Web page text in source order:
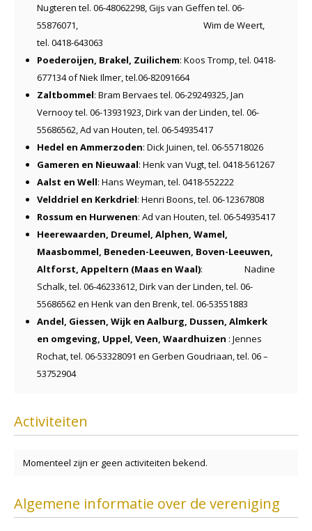
Nugteren tel. 06-48062298, Gijs van Geffen tel. 06-
55876071, Wim de Weert,
tel. 0418-643063
Poederoijen, Brakel, Zuilichem: Koos Tromp, tel. 0418-
677134 of Niek Ilmer, tel.06-82091664
Zaltbommel: Bram Bervaes tel. 06-29249325,Jan
Vernooy tel. 06-13931923, Dirk van der Linden, tel. 06-
55686562, Ad van Houten, tel. 06-54935417
Hedel en Ammerzoden: Dick Juinen, tel. 06-55718026
Gameren en Nieuwaal: Henk van Vugt, tel. 0418-561267
Aalst en Well: Hans Weyman, tel. 0418-552222
Velddriel en Kerkdriel: Henri Boons, tel. 06-12367808
Rossum en Hurwenen: Ad van Houten, tel. 06-54935417
Heerewaarden, Dreumel, Alphen, Wamel,
Maasbommel, Beneden-Leeuwen, Boven-Leeuwen,
Altforst, Appeltern (Maas en Waal): Nadine
Schalk, tel. 06-46233612, Dirk van der Linden, tel. 06-
55686562 en Henk van den Brenk, tel. 06-53551883
Andel, Giessen, Wijk en Aalburg, Dussen, Almkerk
en omgeving, Uppel, Veen, Waardhuizen : Jennes
Rochat, tel. 06-53328091 en Gerben Goudriaan, tel. 06 –
53752904
Activiteiten
Momenteel zijn er geen activiteiten bekend.
Algemene informatie over de vereniging